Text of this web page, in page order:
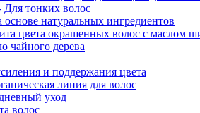
тонких волос
натуральных ингредиентов
цвета окрашенных волос с маслом
чайного дерева
и поддержания цвета
линия для волос
уход
волос